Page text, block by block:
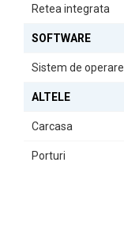
Retea integrata
SOFTWARE
Sistem de operare
ALTELE
Carcasa
Porturi